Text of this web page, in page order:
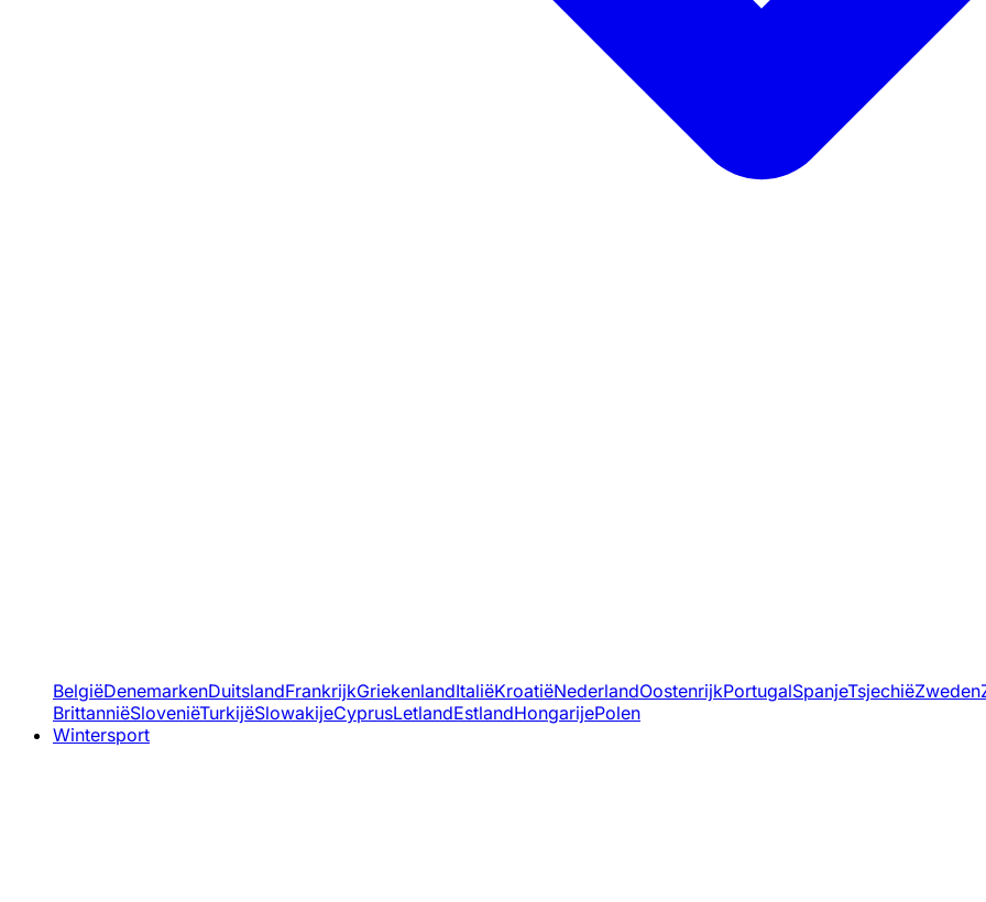
BelgiëDenemarkenDuitslandFrankrijkGriekenlandItaliëKroatiëNederlandOostenrijkPortugalSpanjeTsjechiëZweden
BrittanniëSloveniëTurkijëSlowakijeCyprusLetlandEstlandHongarijePolen
Wintersport